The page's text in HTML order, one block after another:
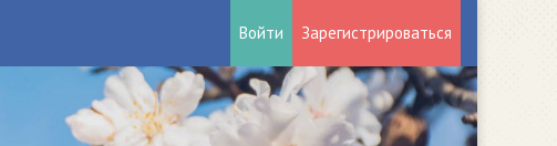
Войти Зарегистрироваться